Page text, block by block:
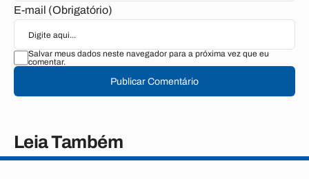
E-mail (Obrigatório)
Salvar meus dados neste navegador para a próxima vez que eu
comentar.
Publicar Comentário
Leia Também